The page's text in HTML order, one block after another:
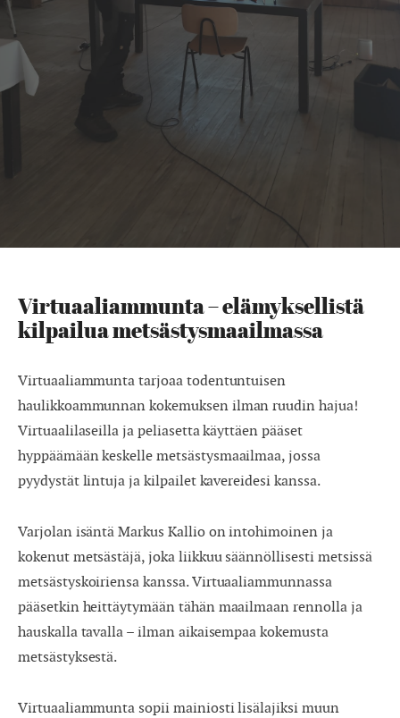
Virtuaaliammunta – elämyksellistä
kilpailua metsästysmaailmassa
Virtuaaliammunta tarjoaa todentuntuisen
haulikkoammunnan kokemuksen ilman ruudin hajua!
Virtuaalilaseilla ja peliasetta käyttäen pääset
hyppäämään keskelle metsästysmaailmaa, jossa
pyydystät lintuja ja kilpailet kavereidesi kanssa.
Varjolan isäntä Markus Kallio on intohimoinen ja
kokenut metsästäjä, joka liikkuu säännöllisesti metsissä
metsästyskoiriensa kanssa. Virtuaaliammunnassa
pääsetkin heittäytymään tähän maailmaan rennolla ja
hauskalla tavalla – ilman aikaisempaa kokemusta
metsästyksestä.
Virtuaaliammunta sopii mainiosti lisälajiksi muun